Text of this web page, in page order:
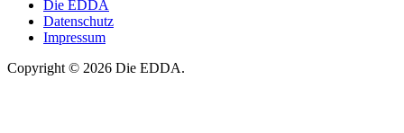
Die EDDA
Datenschutz
Impressum
Copyright © 2026 Die EDDA.